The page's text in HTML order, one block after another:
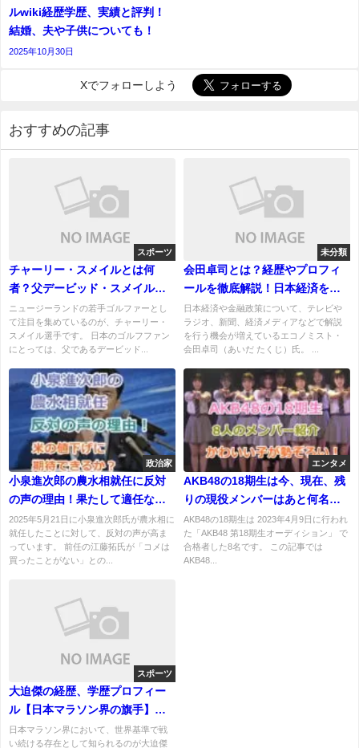
ルwiki経歴学歴、実績と評判！
結婚、夫や子供についても！
2025年10月30日
Xでフォローしよう
おすすめの記事
スポーツ
チャーリー・スメイルとは何
者？父デービッド・スメイルを
超えると期待されるニュージー
ランドの若手ゴルファー
ニュージーランドの若手ゴルファーとし
て注目を集めているのが、チャーリー・
スメイル選手です。 日本のゴルフファン
にとっては、父であるデービッド...
未分類
会田卓司とは？経歴やプロフィ
ールを徹底解説！日本経済を読
み解く注目エコノミスト
日本経済や金融政策について、テレビや
ラジオ、新聞、経済メディアなどで解説
を行う機会が増えているエコノミスト・
会田卓司（あいだ たくじ）氏。 ...
政治家
小泉進次郎の農水相就任に反対
の声の理由！果たして適任なの
か？米の値下げに期待できる
か？
2025年5月21日に小泉進次郎氏が農水相に
就任したことに対して、反対の声が高ま
っています。 前任の江藤拓氏が「コメは
買ったことがない」との...
エンタメ
AKB48の18期生は今、現在、残
りの現役メンバーはあと何名で
誰々？在籍中と卒業生一覧！
AKB48の18期生は 2023年4月9日に行われ
た「AKB48 第18期生オーディション」 で
合格者した8名です。 この記事では
AKB48...
スポーツ
大迫傑の経歴、学歴プロフィー
ル【日本マラソン界の旗手】が
切り拓く世界への挑戦
日本マラソン界において、世界基準で戦
い続ける存在として知られるのが大迫傑